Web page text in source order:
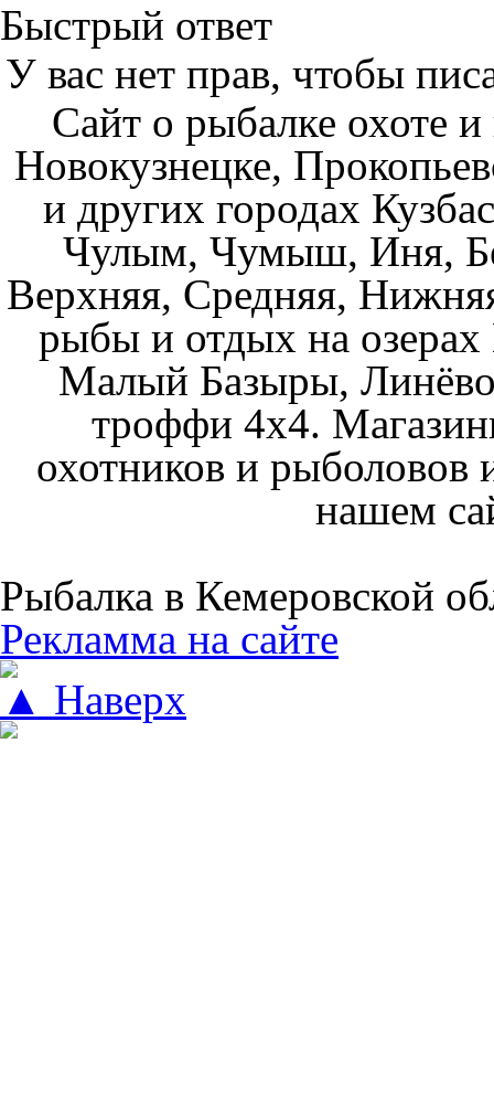
Быстрый ответ
У вас нет прав, чтобы
Сайт о рыбалке охоте
Новокузнецке,
и других городах
Чулым, Чумыш, Иня,
Верхняя, Средняя,
рыбы и отдых на
Малый Базыры,
троффи 4х4.
охотников и рыболовов
нашем
Рыбалка в Кемеровской
Рекламма на сайте
▲ Наверх